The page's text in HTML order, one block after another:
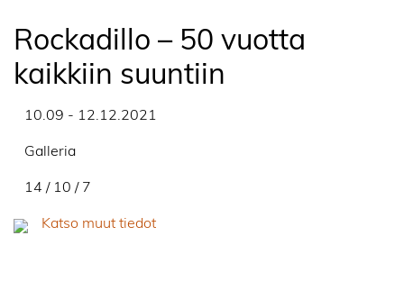
Rockadillo – 50 vuotta
kaikkiin suuntiin
10.09 - 12.12.2021
Galleria
14 / 10 / 7
Katso muut tiedot